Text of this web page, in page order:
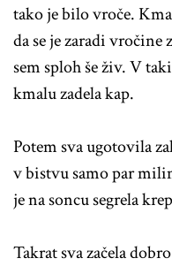
tako je bilo vroče.
da se je zaradi
sem sploh še živ. V
kmalu zadela kap.
Potem sva ugotovila
v bistvu samo par
je na soncu segrela
Takrat sva začela